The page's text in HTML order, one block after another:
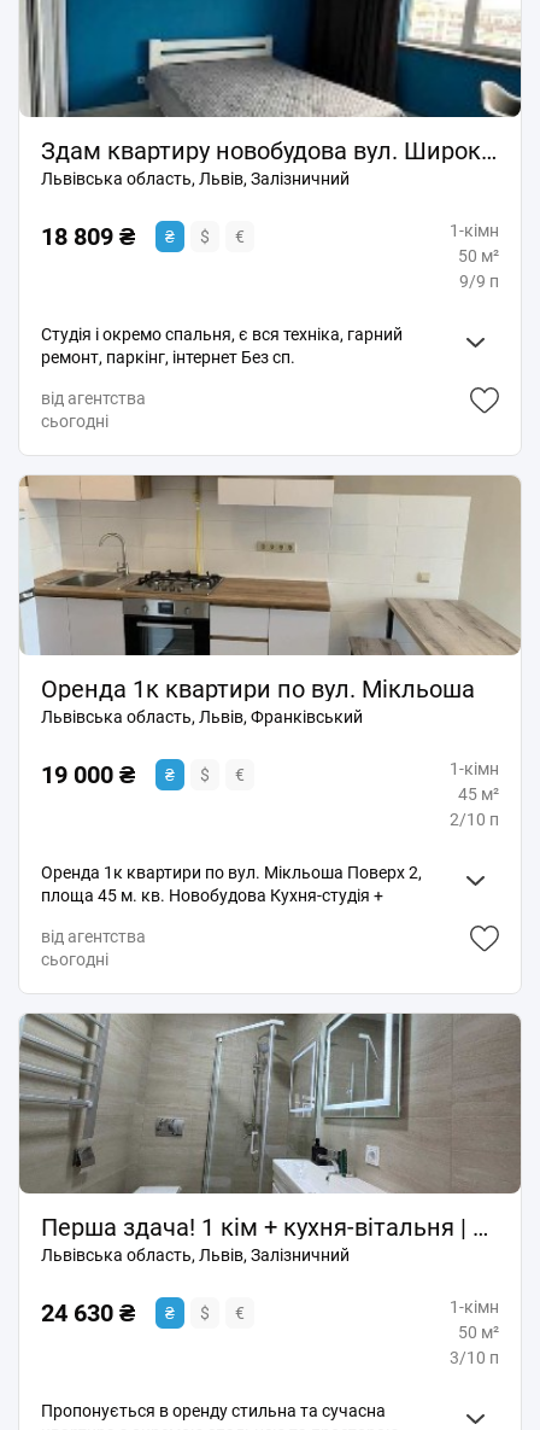
Здам квартиру новобудова вул. Широка -Роксолани
Львівська область, Львів, Залізничний
18 809 ₴ ₴ $ €
1-кімн
50 м²
9/9 п
Студія і окремо спальня, є вся техніка, гарний
ремонт, паркінг, інтернет Без сп.
від агентства
сьогодні
Оренда 1к квартири по вул. Мікльоша
Львівська область, Львів, Франківський
19 000 ₴ ₴ $ €
1-кімн
45 м²
2/10 п
Оренда 1к квартири по вул. Мікльоша Поверх 2,
площа 45 м. кв. Новобудова Кухня-студія +
підлоги Затишний ремонт Всі меблі та техніка Дуже
тиха локація Вартість оренди 19 000 грн, торг Код
від агентства
сьогодні
Перша здача! 1 кім + кухня-вітальня | ЖК Шенген | вул. Залізнична
Львівська область, Львів, Залізничний
24 630 ₴ ₴ $ €
1-кімн
50 м²
3/10 п
Пропонується в оренду стильна та сучасна